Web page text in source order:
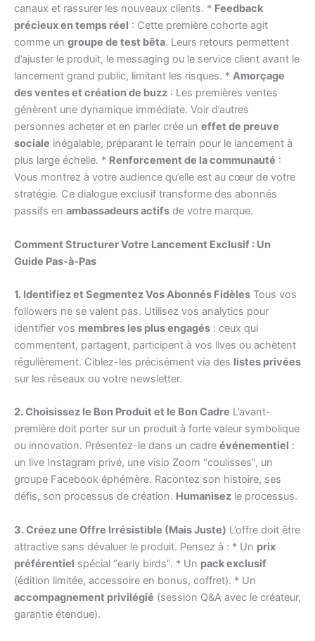
canaux et rassurer les nouveaux clients. * Feedback
précieux en temps réel : Cette première cohorte agit
comme un groupe de test bêta. Leurs retours permettent
d’ajuster le produit, le messaging ou le service client avant le
lancement grand public, limitant les risques. * Amorçage
des ventes et création de buzz : Les premières ventes
génèrent une dynamique immédiate. Voir d’autres
personnes acheter et en parler crée un effet de preuve
sociale inégalable, préparant le terrain pour le lancement à
plus large échelle. * Renforcement de la communauté :
Vous montrez à votre audience qu’elle est au cœur de votre
stratégie. Ce dialogue exclusif transforme des abonnés
passifs en ambassadeurs actifs de votre marque.
Comment Structurer Votre Lancement Exclusif : Un
Guide Pas-à-Pas
1. Identifiez et Segmentez Vos Abonnés Fidèles Tous vos
followers ne se valent pas. Utilisez vos analytics pour
identifier vos membres les plus engagés : ceux qui
commentent, partagent, participent à vos lives ou achètent
régulièrement. Ciblez-les précisément via des listes privées
sur les réseaux ou votre newsletter.
2. Choisissez le Bon Produit et le Bon Cadre L’avant-
première doit porter sur un produit à forte valeur symbolique
ou innovation. Présentez-le dans un cadre événementiel :
un live Instagram privé, une visio Zoom “coulisses”, un
groupe Facebook éphémère. Racontez son histoire, ses
défis, son processus de création. Humanisez le processus.
3. Créez une Offre Irrésistible (Mais Juste) L’offre doit être
attractive sans dévaluer le produit. Pensez à : * Un prix
préférentiel spécial “early birds”. * Un pack exclusif
(édition limitée, accessoire en bonus, coffret). * Un
accompagnement privilégié (session Q&A avec le créateur,
garantie étendue).